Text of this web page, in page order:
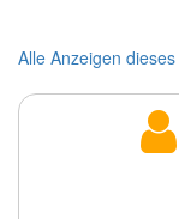
Alle Anzeigen